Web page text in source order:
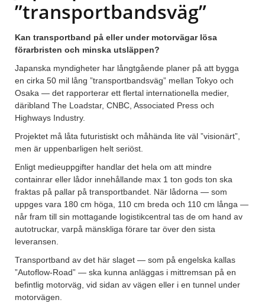
”transportbandsväg”
Kan transportband på eller under motorvägar lösa
förarbristen och minska utsläppen?
Japanska myndigheter har långtgående planer på att bygga
en cirka 50 mil lång ”transportbandsväg” mellan Tokyo och
Osaka — det rapporterar ett flertal internationella medier,
däribland The Loadstar, CNBC, Associated Press och
Highways Industry.
Projektet må låta futuristiskt och måhända lite väl ”visionärt”,
men är uppenbarligen helt seriöst.
Enligt medieuppgifter handlar det hela om att mindre
containrar eller lådor innehållande max 1 ton gods ton ska
fraktas på pallar på transportbandet. När lådorna — som
uppges vara 180 cm höga, 110 cm breda och 110 cm långa —
når fram till sin mottagande logistikcentral tas de om hand av
autotruckar, varpå mänskliga förare tar över den sista
leveransen.
Transportband av det här slaget — som på engelska kallas
”Autoflow-Road” — ska kunna anläggas i mittremsan på en
befintlig motorväg, vid sidan av vägen eller i en tunnel under
motorvägen.